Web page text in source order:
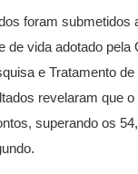
foram submetidos
de vida adotado pela
e Tratamento
revelaram que o
superando os